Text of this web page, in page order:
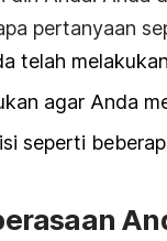
pertanyaan
telah
agar Anda
seperti